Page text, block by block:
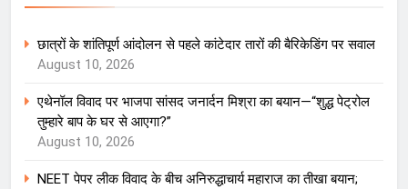
छात्रों के शांतिपूर्ण आंदोलन से पहले कांटेदार तारों की बैरिकेडिंग पर सवाल
August 10, 2026
एथेनॉल विवाद पर भाजपा सांसद जनार्दन मिश्रा का बयान—“शुद्ध पेट्रोल
तुम्हारे बाप के घर से आएगा?”
August 10, 2026
NEET पेपर लीक विवाद के बीच अनिरुद्धाचार्य महाराज का तीखा बयान;